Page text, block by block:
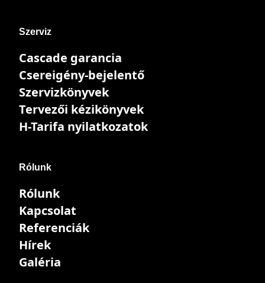
Szerviz
Cascade garancia
Csereigény-bejelentő
Szervizkönyvek
Tervezői kézikönyvek
H-Tarifa nyilatkozatok
Rólunk
Rólunk
Kapcsolat
Referenciák
Hírek
Galéria